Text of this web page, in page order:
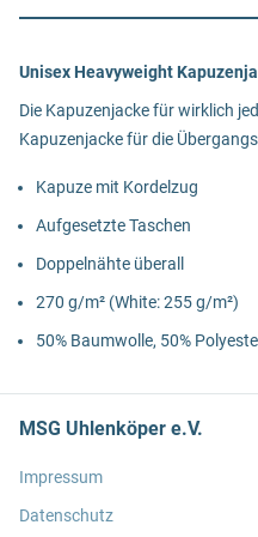
Unisex Heavyweight
Die Kapuzenjacke für wirklich
Kapuzenjacke für die
Kapuze mit Kordelzug
Aufgesetzte Taschen
Doppelnähte überall
270 g/m² (White: 255 g/m²)
50% Baumwolle, 50%
MSG Uhlenköper e.V.
Impressum
Datenschutz